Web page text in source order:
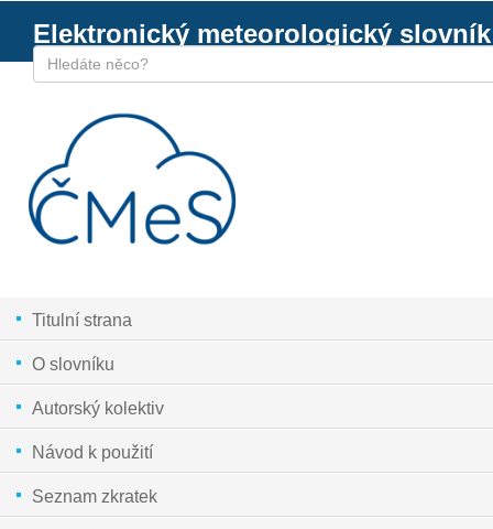
Elektronický meteorologický slovník
Titulní strana
O slovníku
Autorský kolektiv
Návod k použití
Seznam zkratek